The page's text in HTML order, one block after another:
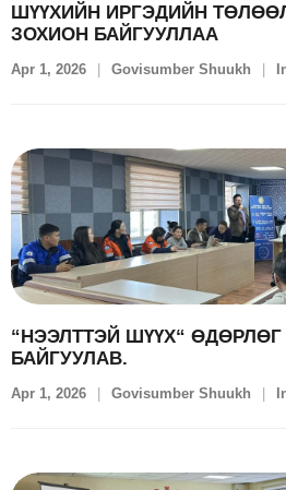
ШҮҮХИЙН ИРГЭДИЙН
ЗОХИОН БАЙГУУЛЛАА
Apr 1, 2026 Govisumber Shuukh
“НЭЭЛТТЭЙ ШҮҮХ“
БАЙГУУЛАВ.
Apr 1, 2026 Govisumber Shuukh